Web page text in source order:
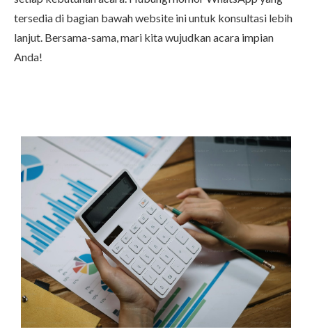
tersedia di bagian bawah website ini untuk konsultasi lebih
lanjut. Bersama-sama, mari kita wujudkan acara impian
Anda!